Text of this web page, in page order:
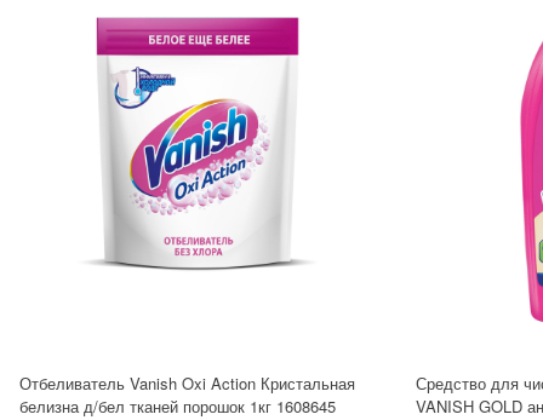
Отбеливатель Vanish Oxi Action Кристальная
белизна д/бел тканей порошок 1кг 1608645
Средство для
VANISH GOLD